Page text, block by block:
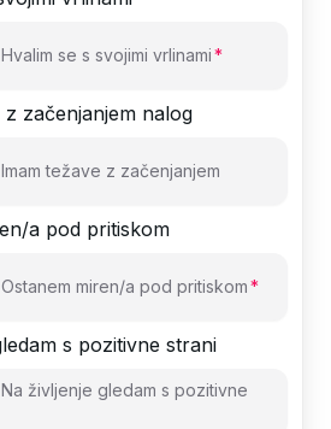
se s svojimi vrlinami
z začenjanjem nalog
težave z začenjanjem
a pod pritiskom
miren/a pod pritiskom
s pozitivne strani
življenje gledam s pozitivne